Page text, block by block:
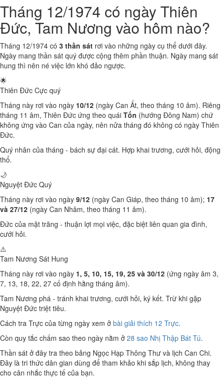
Tháng 12/1974 có ngày Thiên
Đức, Tam Nương vào hôm nào?
Tháng 12/1974 có 3 thần sát rơi vào những ngày cụ thể dưới đây.
Ngày mang thần sát quý được cộng thêm phần thuận. Ngày mang sát
hung thì nên né việc lớn khó đảo ngược.
🌟
Thiên Đức Cực quý
Tháng này rơi vào ngày 10/12 (ngày Can Ất, theo tháng 10 âm). Riêng
tháng 11 âm, Thiên Đức ứng theo quái Tốn (hướng Đông Nam) chứ
không ứng vào Can của ngày, nên nửa tháng đó không có ngày Thiên
Đức.
Quý nhân của tháng - bách sự đại cát. Hợp khai trương, cưới hỏi, động
thổ.
🌙
Nguyệt Đức Quý
Tháng này rơi vào ngày 9/12 (ngày Can Giáp, theo tháng 10 âm); 17
và 27/12 (ngày Can Nhâm, theo tháng 11 âm).
Đức của mặt trăng - thuận lợi mọi việc, đặc biệt liên quan gia đình,
cưới hỏi.
⚠️
Tam Nương Sát Hung
Tháng này rơi vào ngày 1, 5, 10, 15, 19, 25 và 30/12 (ứng ngày âm 3,
7, 13, 18, 22, 27 cố định hằng tháng âm).
Tam Nương phá - tránh khai trương, cưới hỏi, ký kết. Trừ khi gặp
Nguyệt Đức triệt tiêu.
Cách tra Trực của từng ngày xem ở bài giải thích 12 Trực.
Còn quy tắc chấm sao theo ngày nằm ở 28 sao Nhị Thập Bát Tú.
Thần sát ở đây tra theo bảng Ngọc Hạp Thông Thư và lịch Can Chi.
Đây là tri thức dân gian dùng để tham khảo khi sắp lịch, không thay
cho cân nhắc thực tế của bạn.